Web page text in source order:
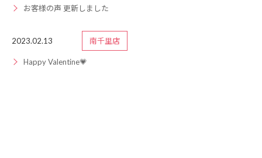
お客様の声 更新しました
2023.02.13 南千里店
Happy Valentine💗